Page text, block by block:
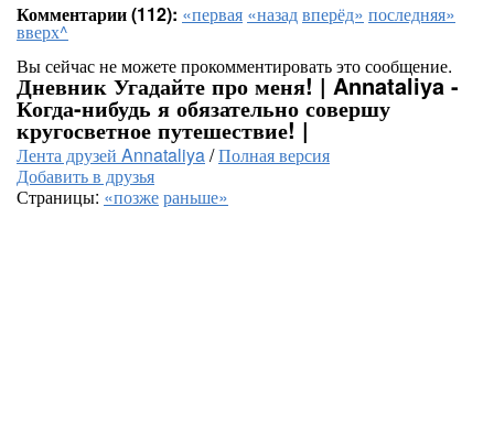
Комментарии (112): «первая «назадвперёд» последняя»
вверх^
Вы сейчас не можете прокомментировать это сообщение.
Дневник Угадайте про меня! | Annataliya -
Когда-нибудь я обязательно совершу
кругосветное путешествие! |
Лента друзей Annataliya/Полная версия
Добавить в друзья
Страницы: «позжераньше»